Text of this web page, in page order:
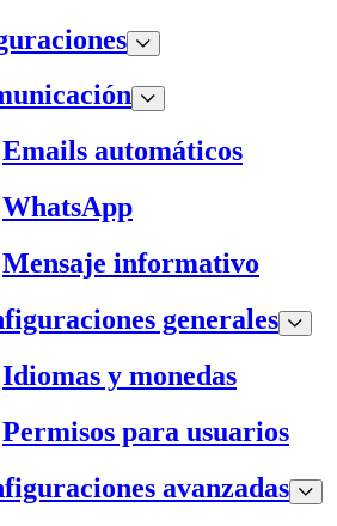
Emails automáticos
WhatsApp
Mensaje informativo
generales
Idiomas y monedas
Permisos para usuarios
avanzadas